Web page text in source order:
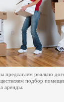
предлагаем реально
подбор
аренды.